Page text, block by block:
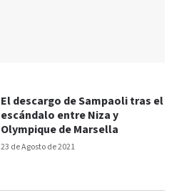
23 de Agosto de 2021
El descargo de Sampaoli tras el
escándalo entre Niza y
Olympique de Marsella